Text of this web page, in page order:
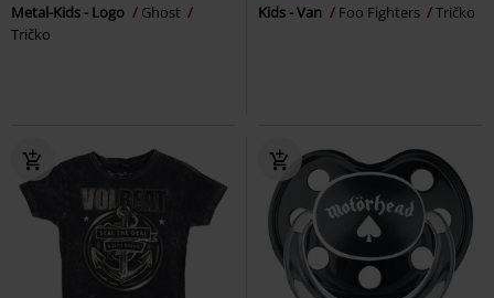
Metal-Kids - Logo
Ghost
Tričko
Kids - Van Foo Fighters Tričko